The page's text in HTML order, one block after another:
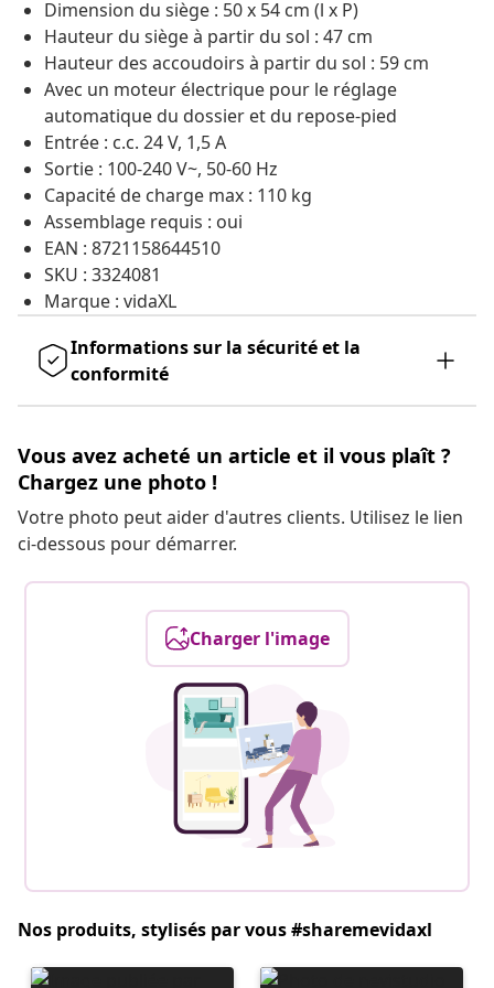
Dimension du siège : 50 x 54 cm (l x P)
Hauteur du siège à partir du sol : 47 cm
Hauteur des accoudoirs à partir du sol : 59 cm
Avec un moteur électrique pour le réglage
automatique du dossier et du repose-pied
Entrée : c.c. 24 V, 1,5 A
Sortie : 100-240 V~, 50-60 Hz
Capacité de charge max : 110 kg
Assemblage requis : oui
EAN : 8721158644510
SKU : 3324081
Marque : vidaXL
Informations sur la sécurité et la
conformité
Vous avez acheté un article et il vous plaît ?
Chargez une photo !
Votre photo peut aider d'autres clients. Utilisez le lien
ci-dessous pour démarrer.
Charger l'image
Nos produits, stylisés par vous #sharemevidaxl